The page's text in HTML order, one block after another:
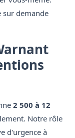
sur demande
2 500 à 12
Notre rôle
d'urgence à